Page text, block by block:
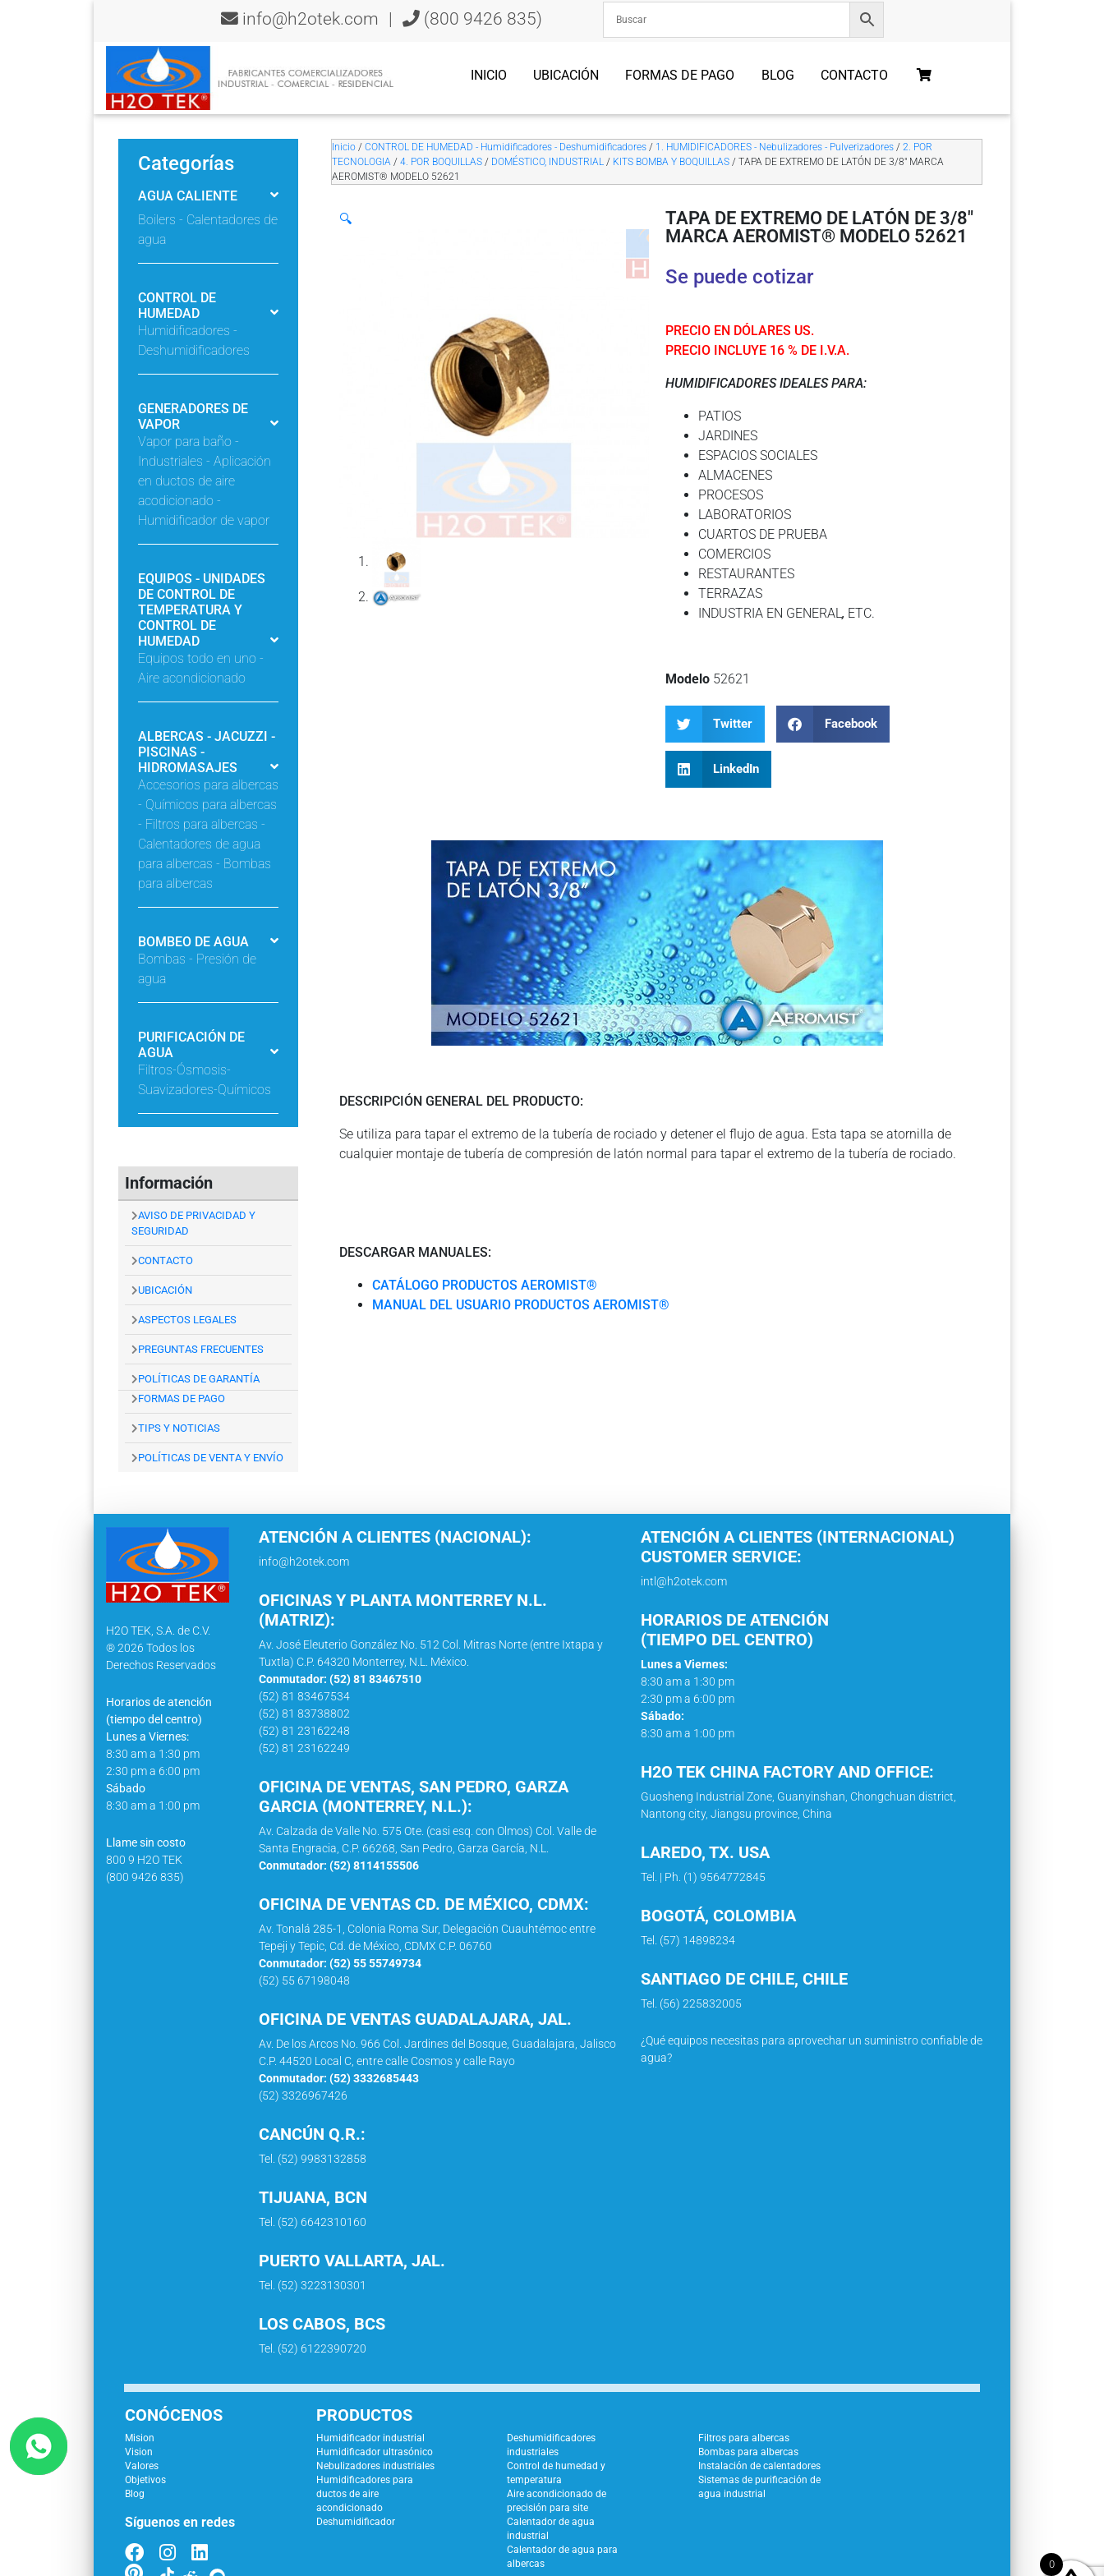
info@h2otek.com | (800 9426 835)
INICIO UBICACIÓN FORMAS DE PAGO BLOG CONTACTO
Categorías
AGUA CALIENTE
Boilers - Calentadores de
agua
CONTROL DE
HUMEDAD
Humidificadores -
Deshumidificadores
GENERADORES DE
VAPOR
Vapor para baño -
Industriales - Aplicación
en ductos de aire
acodicionado -
Humidificador de vapor
EQUIPOS - UNIDADES
DE CONTROL DE
TEMPERATURA Y
CONTROL DE
HUMEDAD
Equipos todo en uno -
Aire acondicionado
ALBERCAS - JACUZZI -
PISCINAS -
HIDROMASAJES
Accesorios para albercas
- Químicos para albercas
- Filtros para albercas -
Calentadores de agua
para albercas - Bombas
para albercas
BOMBEO DE AGUA
Bombas - Presión de
agua
PURIFICACIÓN DE
AGUA
Filtros-Ósmosis-
Suavizadores-Químicos
Información
AVISO DE PRIVACIDAD Y
SEGURIDAD
CONTACTO
UBICACIÓN
ASPECTOS LEGALES
PREGUNTAS FRECUENTES
POLÍTICAS DE GARANTÍA
FORMAS DE PAGO
TIPS Y NOTICIAS
POLÍTICAS DE VENTA Y ENVÍO
Inicio /CONTROL DE HUMEDAD - Humidificadores - Deshumidificadores / 1. HUMIDIFICADORES - Nebulizadores - Pulverizadores /2. POR
TECNOLOGIA /4. POR BOQUILLAS / DOMÉSTICO, INDUSTRIAL / KITS BOMBA Y BOQUILLAS / TAPA DE EXTREMO DE LATÓN DE 3/8″ MARCA
AEROMIST® MODELO 52621
🔍
TAPA DE EXTREMO DE LATÓN DE 3/8″
MARCA AEROMIST® MODELO 52621
Se puede cotizar
PRECIO EN DÓLARES US.
PRECIO INCLUYE 16 % DE I.V.A.
HUMIDIFICADORES IDEALES PARA:
PATIOS
JARDINES
ESPACIOS SOCIALES
ALMACENES
PROCESOS
LABORATORIOS
CUARTOS DE PRUEBA
COMERCIOS
RESTAURANTES
TERRAZAS
INDUSTRIA EN GENERAL , ETC.
Modelo 52621
Twitter Facebook
LinkedIn
DESCRIPCIÓN GENERAL DEL PRODUCTO:
Se utiliza para tapar el extremo de la tubería de rociado y detener el flujo de agua. Esta tapa se atornilla de
cualquier montaje de tubería de compresión de latón normal para tapar el extremo de la tubería de rociado.
DESCARGAR MANUALES:
CATÁLOGO PRODUCTOS AEROMIST®
MANUAL DEL USUARIO PRODUCTOS AEROMIST®
H2O TEK, S.A. de C.V.
® 2026 Todos los
Derechos Reservados
Horarios de atención
(tiempo del centro)
Lunes a Viernes:
8:30 am a 1:30 pm
2:30 pm a 6:00 pm
Sábado
8:30 am a 1:00 pm
Llame sin costo
800 9 H2O TEK
(800 9426 835)
ATENCIÓN A CLIENTES (NACIONAL):
info@h2otek.com
OFICINAS Y PLANTA MONTERREY N.L.
(MATRIZ):
Av. José Eleuterio González No. 512 Col. Mitras Norte (entre Ixtapa y
Tuxtla) C.P. 64320 Monterrey, N.L. México.
Conmutador: (52) 81 83467510
(52) 81 83467534
(52) 81 83738802
(52) 81 23162248
(52) 81 23162249
OFICINA DE VENTAS, SAN PEDRO, GARZA
GARCIA (MONTERREY, N.L.):
Av. Calzada de Valle No. 575 Ote. (casi esq. con Olmos) Col. Valle de
Santa Engracia, C.P. 66268, San Pedro, Garza García, N.L.
Conmutador: (52) 8114155506
OFICINA DE VENTAS CD. DE MÉXICO, CDMX:
Av. Tonalá 285-1, Colonia Roma Sur, Delegación Cuauhtémoc entre
Tepeji y Tepic, Cd. de México, CDMX C.P. 06760
Conmutador: (52) 55 55749734
(52) 55 67198048
OFICINA DE VENTAS GUADALAJARA, JAL.
Av. De los Arcos No. 966 Col. Jardines del Bosque, Guadalajara, Jalisco
C.P. 44520 Local C, entre calle Cosmos y calle Rayo
Conmutador: (52) 3332685443
(52) 3326967426
CANCÚN Q.R.:
Tel. (52) 9983132858
TIJUANA, BCN
Tel. (52) 6642310160
PUERTO VALLARTA, JAL.
Tel. (52) 3223130301
LOS CABOS, BCS
Tel. (52) 6122390720
ATENCIÓN A CLIENTES (INTERNACIONAL)
CUSTOMER SERVICE:
intl@h2otek.com
HORARIOS DE ATENCIÓN
(TIEMPO DEL CENTRO)
Lunes a Viernes:
8:30 am a 1:30 pm
2:30 pm a 6:00 pm
Sábado:
8:30 am a 1:00 pm
H2O TEK CHINA FACTORY AND OFFICE:
Guosheng Industrial Zone, Guanyinshan, Chongchuan district,
Nantong city, Jiangsu province, China
LAREDO, TX. USA
Tel. | Ph. (1) 9564772845
BOGOTÁ, COLOMBIA
Tel. (57) 14898234
SANTIAGO DE CHILE, CHILE
Tel. (56) 225832005
¿Qué equipos necesitas para aprovechar un suministro confiable de
agua?
CONÓCENOS
Mision
Vision
Valores
Objetivos
Blog
Síguenos en redes
PRODUCTOS
Humidificador industrial
Humidificador ultrasónico
Nebulizadores industriales
Humidificadores para
ductos de aire
acondicionado
Deshumidificador
Deshumidificadores
industriales
Control de humedad y
temperatura
Aire acondicionado de
precisión para site
Calentador de agua
industrial
Calentador de agua para
albercas
Filtros para albercas
Bombas para albercas
Instalación de calentadores
Sistemas de purificación de
agua industrial
0